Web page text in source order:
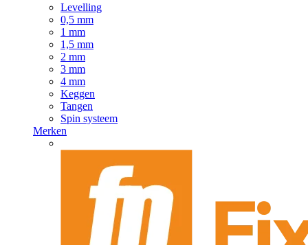
Levelling
0,5 mm
1 mm
1,5 mm
2 mm
3 mm
4 mm
Keggen
Tangen
Spin systeem
Merken